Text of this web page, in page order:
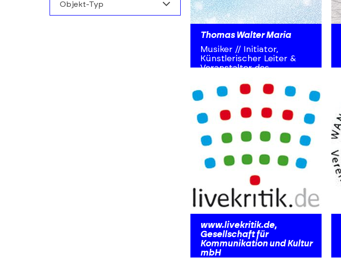
Alle
Objekt-Typ
Thomas Walter Maria
Musiker // Initiator,
Künstlerischer Leiter &
Veranstalter des
klingt – Das Musikfestival
der Blütenstadt"
www.livekritik.de,
Gesellschaft für
Kommunikation und Kultur
mbH